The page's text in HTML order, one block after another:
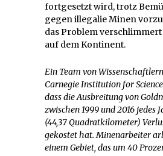
fortgesetzt wird, trotz
gegen illegalie Minen
das Problem
auf dem Kontinent.
Ein Team von
Carnegie Institution for
dass die Ausbreitung von
zwischen 1999 und 2016 jedes
(44,37 Quadratkilometer)
gekostet hat. Minenarbeiter
einem Gebiet, das um 40